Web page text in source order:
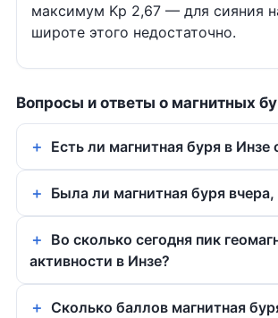
максимум Kp 2,67 — для сияния
широте этого недостаточно.
Вопросы и ответы о магнитных
Есть ли магнитная буря в Инзе
Была ли магнитная буря вчера,
Во сколько сегодня пик
активности в Инзе?
Сколько баллов магнитная